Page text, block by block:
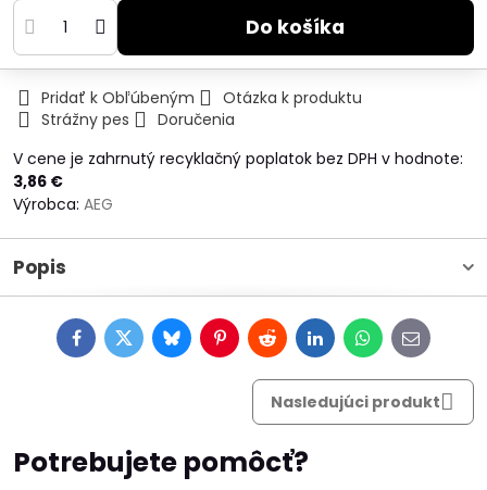
Do košíka
Pridať k Obľúbeným
Otázka k produktu
Strážny pes
Doručenia
V cene je zahrnutý recyklačný poplatok bez DPH v hodnote:
3,86 €
Výrobca: AEG
Popis
FacebookTwitterBlueskyPinterestRedditLinkedInWhatsApp
E-
mail
Nasledujúci produkt
Potrebujete pomôcť?